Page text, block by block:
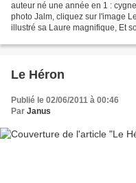
auteur né une année en 1 :
photo Jalm, cliquez sur l'image
illustré sa Laure magnifique, Et
Le Héron
Publié le 02/06/2011 à 00:46
Par Janus